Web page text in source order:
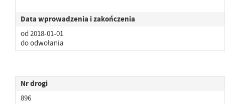
Data wprowadzenia i zakończenia
od 2018-01-01
do odwołania
Nr drogi
896